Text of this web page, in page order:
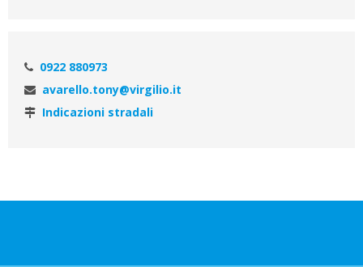
0922 880973
avarello.tony@virgilio.it
Indicazioni stradali